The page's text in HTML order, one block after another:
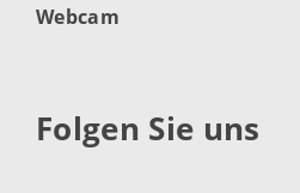
Webcam
Folgen Sie uns